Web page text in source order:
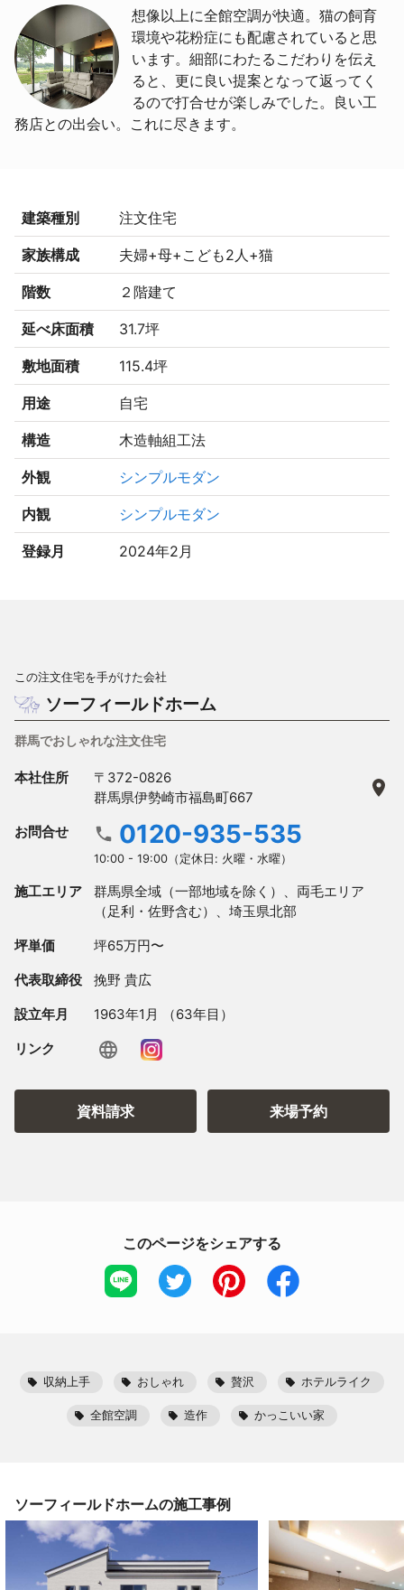
想像以上に全館空調が快適。猫の飼育
環境や花粉症にも配慮されていると思
います。細部にわたるこだわりを伝え
ると、更に良い提案となって返ってく
るので打合せが楽しみでした。良い工
務店との出会い。これに尽きます。
建築種別 注文住宅
家族構成 夫婦+母+こども2人+猫
階数 ２階建て
延べ床面積 31.7坪
敷地面積 115.4坪
用途 自宅
構造 木造軸組工法
外観 シンプルモダン
内観 シンプルモダン
登録月 2024年2月
この注文住宅を手がけた会社
ソーフィールドホーム
群馬でおしゃれな注文住宅
本社住所
〒372-0826
群馬県伊勢崎市福島町667
お問合せ 0120-935-535
10:00 - 19:00（定休日: 火曜・水曜）
施工エリア
群馬県全域（一部地域を除く）、両毛エリア
（足利・佐野含む）、埼玉県北部
坪単価 坪65万円〜
代表取締役 挽野 貴広
設立年月 1963年1月 （63年目）
リンク
資料請求 来場予約
このページをシェアする
収納上手 おしゃれ 贅沢 ホテルライク
全館空調 造作 かっこいい家
ソーフィールドホームの施工事例